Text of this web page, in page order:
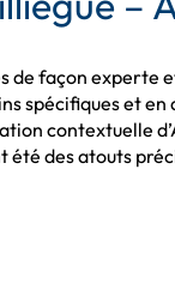
de façon experte
spécifiques et
contextuelle
été des atouts